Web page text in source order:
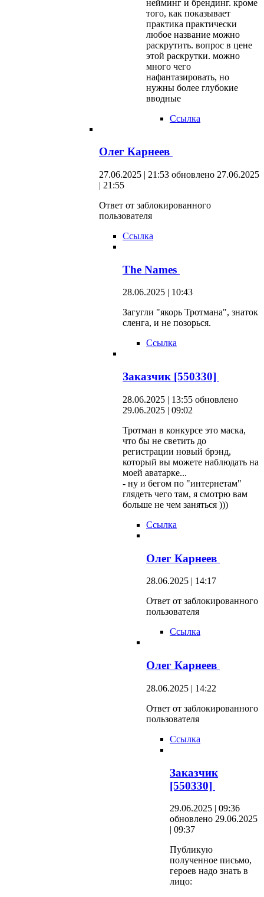
нейминг и брендинг. кроме
того, как показывает
практика практически
любое название можно
раскрутить. вопрос в цене
этой раскрутки. можно
много чего
нафантазировать, но
нужны более глубокие
вводные
Ссылка
Олег Карнеев
27.06.2025 | 21:53 обновлено 27.06.2025
| 21:55
Ответ от заблокированного
пользователя
Ссылка
The Names
28.06.2025 | 10:43
Загугли "якорь Тротмана", знаток
сленга, и не позорься.
Ссылка
Заказчик [550330]
28.06.2025 | 13:55 обновлено
29.06.2025 | 09:02
Тротман в конкурсе это маска,
что бы не светить до
регистрации новый брэнд,
который вы можете наблюдать на
моей аватарке...
- ну и бегом по "интернетам"
глядеть чего там, я смотрю вам
больше не чем заняться )))
Ссылка
Олег Карнеев
28.06.2025 | 14:17
Ответ от заблокированного
пользователя
Ссылка
Олег Карнеев
28.06.2025 | 14:22
Ответ от заблокированного
пользователя
Ссылка
Заказчик
[550330]
29.06.2025 | 09:36
обновлено 29.06.2025
| 09:37
Публикую
полученное письмо,
героев надо знать в
лицо: